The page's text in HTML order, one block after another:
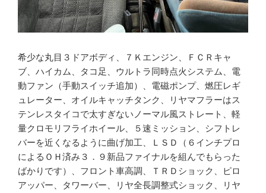
希少な丸目３ドアボディ、７Ｋエンジン、ＦＣＲキャ
ブ、ハイカム、タコ足、ウルトラ同時点火システム、電
動ファン（手動スイッチ追加）、電磁ポンプ、燃圧レギ
ュレーター、オイルキャッチタンク、リヤマフラーはス
テンレスタイコで太すぎないノーマル風ストレート、軽
量クロモリフライホイール、５速ミッション、シフトレ
バーを近くなるように曲げ加工、ＬＳＤ（６インチプロ
によるＯＨ済み３．９新品ファイナルを組んでもらった
ばかりです）、フロント車高調、ＴＲＤショック、ピロ
アッパー、タワーバー、リヤ全長調整式ショック、リヤ